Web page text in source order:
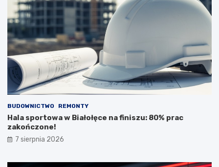
BUDOWNICTWO REMONTY
Hala sportowa w Białołęce na finiszu: 80% prac
zakończone!
7 sierpnia 2026